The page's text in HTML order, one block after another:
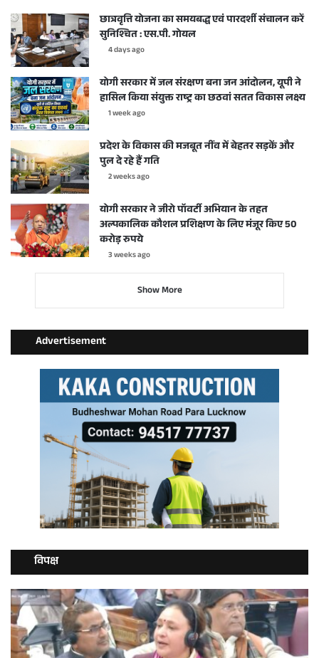
छात्रवृत्ति योजना का समयबद्ध एवं पारदर्शी संचालन करें
सुनिश्चित : एस.पी. गोयल
4 days ago
योगी सरकार में जल संरक्षण बना जन आंदोलन, यूपी ने
हासिल किया संयुक्त राष्ट्र का छठवां सतत विकास लक्ष्य
1 week ago
प्रदेश के विकास की मजबूत नींव में बेहतर सड़कें और
पुल दे रहे हैं गति
2 weeks ago
योगी सरकार ने जीरो पॉवर्टी अभियान के तहत
अल्पकालिक कौशल प्रशिक्षण के लिए मंजूर किए 50
करोड़ रुपये
3 weeks ago
Show More
Advertisement
विपक्ष